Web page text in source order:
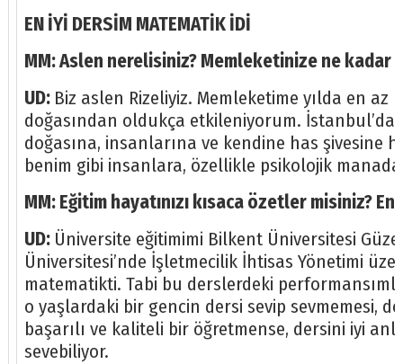
EN İYİ DERSİM MATEMATİK İDİ
MM: Aslen nerelisiniz? Memleketinize ne kadar
UD: Biz aslen Rizeliyiz. Memleketime yılda en
doğasından oldukça etkileniyorum.
doğasına, insanlarına ve kendine has şivesine
benim gibi insanlara, özellikle psikolojik
MM: Eğitim hayatınızı kısaca özetler misiniz?
UD: Üniversite eğitimimi Bilkent Üniversitesi
Üniversitesi’nde İşletmecilik İhtisas Yönetimi
matematikti. Tabi bu derslerdeki
o yaşlardaki bir gencin dersi sevip sevmemesi,
başarılı ve kaliteli bir öğretmense, dersini iyi
sevebiliyor.